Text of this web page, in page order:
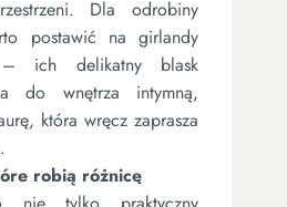
Dla odrobiny
postawić na girlandy
– ich delikatny blask
do wnętrza intymną,
która wręcz zaprasza
robią różnicę